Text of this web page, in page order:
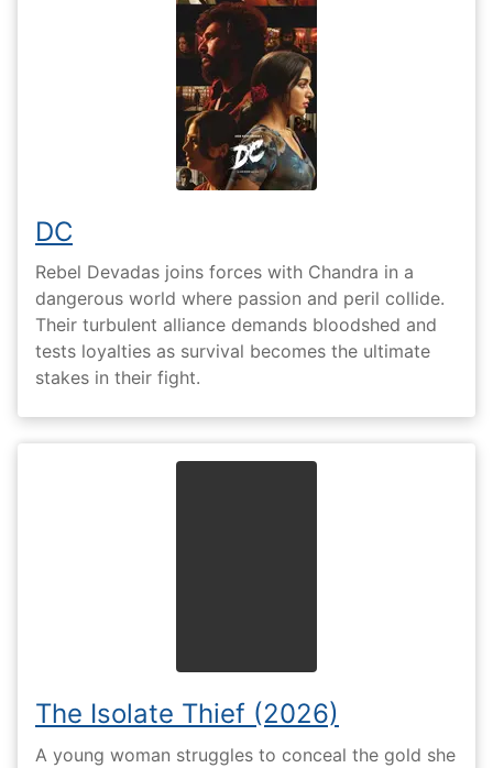
DC
Rebel Devadas joins forces with Chandra in a
dangerous world where passion and peril collide.
Their turbulent alliance demands bloodshed and
tests loyalties as survival becomes the ultimate
stakes in their fight.
The Isolate Thief (2026)
A young woman struggles to conceal the gold she